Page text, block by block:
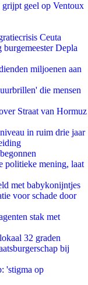
geel op Ventoux
Ceuta
Depla
miljoenen aan
die mensen
Straat van Hormuz
in ruim drie jaar
politieke mening, laat
met babykonijntjes
voor schade door
stak met
32 graden
bij
'stigma op